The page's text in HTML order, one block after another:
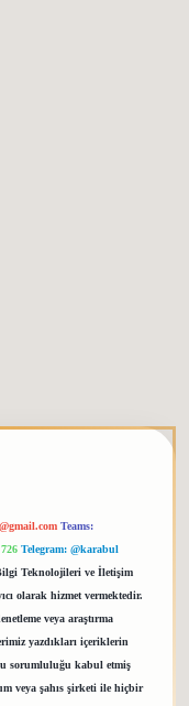
Teams:
Telegram: @karabul
Teknolojileri ve İletişim
olarak hizmet vermektedir.
veya araştırma
yazdıkları içeriklerin
sorumluluğu kabul etmiş
veya şahıs şirketi ile hiçbir